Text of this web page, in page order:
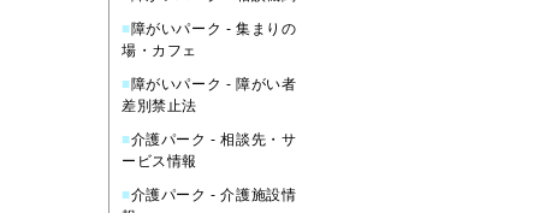
■障がいパーク - 集まりの
場・カフェ
■障がいパーク - 障がい者
差別禁止法
■介護パーク - 相談先・サ
ービス情報
■介護パーク - 介護施設情